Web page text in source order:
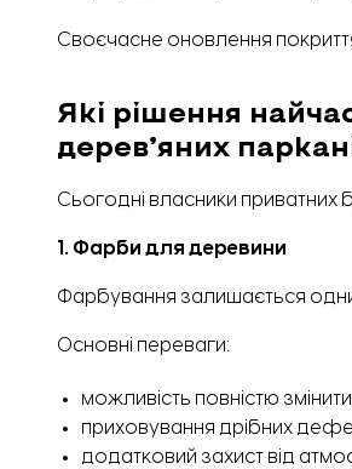
Своєчасне оновлення
Які рішення
дерев’яних
Сьогодні власники приватних
1. Фарби для деревини
Фарбування залишається
Основні переваги:
можливість повністю
приховування дрібних
додатковий захист від